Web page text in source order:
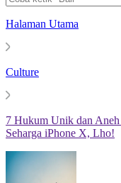
Halaman Utama
Culture
7 Hukum Unik dan
Seharga iPhone X, Lho!